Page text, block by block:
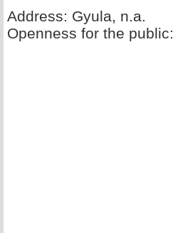
Address: Gyula, n.a.
Openness for the public: